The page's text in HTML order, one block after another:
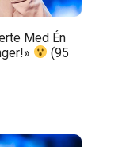
Med Én
(95